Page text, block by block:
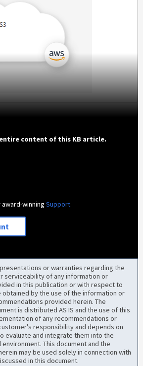
content of this KB article.
award-winningSupport
or warranties regarding the
serviceability of any information or
in this publication or with respect to
obtained by the use of the information or
provided herein. The
is distributed AS IS and the use of this
of any recommendations or
responsibility and depends on
evaluate and integrate them into the
This document and the
may be used solely in connection with
in this document.